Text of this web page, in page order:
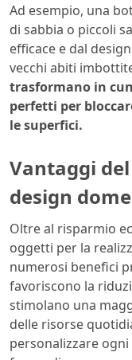
Ad esempio, una
di sabbia o piccoli
efficace e dal
vecchi abiti
trasformano in
perfetti per
le superfici.
Vantaggi
design
Oltre al risparmio
oggetti per la
numerosi benefici
favoriscono la
stimolano una
delle risorse
personalizzare